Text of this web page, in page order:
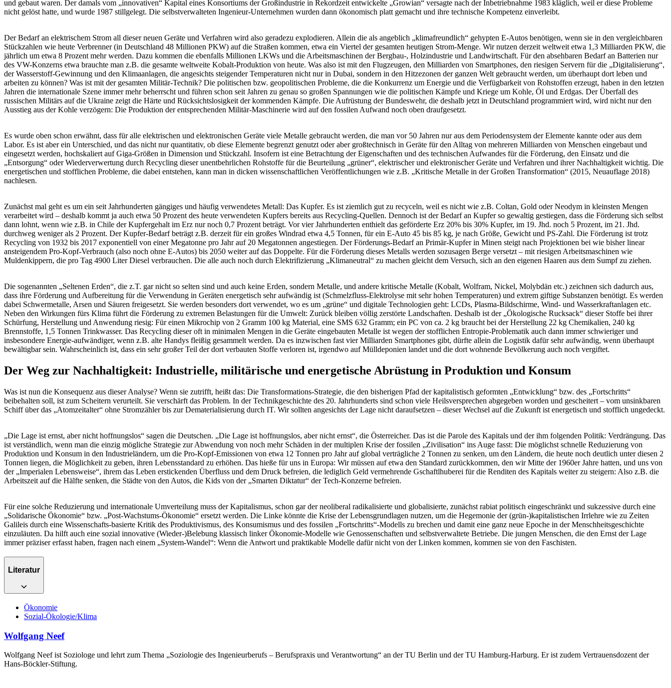
und gebaut waren. Der damals vom „innovativen“ Kapital eines Konsortiums der Großindustrie in Rekordzeit entwickelte „Growian“ versagte nach der Inbetriebnahme 1983 kläglich, weil er diese Probleme
nicht gelöst hatte, und wurde 1987 stillgelegt. Die selbstverwalteten Ingenieur-Unternehmen wurden dann ökonomisch platt gemacht und ihre technische Kompetenz einverleibt.
Der Bedarf an elektrischem Strom all dieser neuen Geräte und Verfahren wird also geradezu explodieren. Allein die als angeblich „klimafreundlich“ gehypten E-Autos benötigen, wenn sie in den vergleichbaren
Stückzahlen wie heute Verbrenner (in Deutschland 48 Millionen PKW) auf die Straßen kommen, etwa ein Viertel der gesamten heutigen Strom-Menge. Wir nutzen derzeit weltweit etwa 1,3 Milliarden PKW, die
jährlich um etwa 8 Prozent mehr werden. Dazu kommen die ebenfalls Millionen LKWs und die Arbeitsmaschinen der Bergbau-, Holzindustrie und Landwirtschaft. Für den absehbaren Bedarf an Batterien nur
des VW-Konzerns etwa brauchte man z.B. die gesamte weltweite Kobalt-Produktion von heute. Was also ist mit den Flugzeugen, den Milliarden von Smartphones, den riesigen Servern für die „Digitalisierung“,
der Wasserstoff-Gewinnung und den Klimaanlagen, die angesichts steigender Temperaturen nicht nur in Dubai, sondern in den Hitzezonen der ganzen Welt gebraucht werden, um überhaupt dort leben und
arbeiten zu können? Was ist mit der gesamten Militär-Technik? Die politischen bzw. geopolitischen Probleme, die die Konkurrenz um Energie und die Verfügbarkeit von Rohstoffen erzeugt, haben in den letzten
Jahren die internationale Szene immer mehr beherrscht und führen schon seit Jahren zu genau so großen Spannungen wie die politischen Kämpfe und Kriege um Kohle, Öl und Erdgas. Der Überfall des
russischen Militärs auf die Ukraine zeigt die Härte und Rücksichtslosigkeit der kommenden Kämpfe. Die Aufrüstung der Bundeswehr, die deshalb jetzt in Deutschland programmiert wird, wird nicht nur den
Ausstieg aus der Kohle verzögern: Die Produktion der entsprechenden Militär-Maschinerie wird auf den fossilen Aufwand noch oben draufgesetzt.
Es wurde oben schon erwähnt, dass für alle elektrischen und elektronischen Geräte viele Metalle gebraucht werden, die man vor 50 Jahren nur aus dem Periodensystem der Elemente kannte oder aus dem
Labor. Es ist aber ein Unterschied, und das nicht nur quantitativ, ob diese Elemente begrenzt genutzt oder aber großtechnisch in Geräte für den Alltag von mehreren Milliarden von Menschen eingebaut und
eingesetzt werden, hochskaliert auf Giga-Größen in Dimension und Stückzahl. Insofern ist eine Betrachtung der Eigenschaften und des technischen Aufwandes für die Förderung, den Einsatz und die
„Entsorgung“ oder Wiederverwertung durch Recycling dieser unentbehrlichen Rohstoffe für die Beurteilung „grüner“, elektrischer und elektronischer Geräte und Verfahren und ihrer Nachhaltigkeit wichtig. Die
energetischen und stofflichen Probleme, die dabei entstehen, kann man in dicken wissenschaftlichen Veröffentlichungen wie z.B. „Kritische Metalle in der Großen Transformation“ (2015, Neuauflage 2018)
nachlesen.
Zunächst mal geht es um ein seit Jahrhunderten gängiges und häufig verwendetes Metall: Das Kupfer. Es ist ziemlich gut zu recyceln, weil es nicht wie z.B. Coltan, Gold oder Neodym in kleinsten Mengen
verarbeitet wird – deshalb kommt ja auch etwa 50 Prozent des heute verwendeten Kupfers bereits aus Recycling-Quellen. Dennoch ist der Bedarf an Kupfer so gewaltig gestiegen, dass die Förderung sich selbst
dann lohnt, wenn wie z.B. in Chile der Kupfergehalt im Erz nur noch 0,7 Prozent beträgt. Vor vier Jahrhunderten enthielt das geförderte Erz 20% bis 30% Kupfer, im 19. Jhd. noch 5 Prozent, im 21. Jhd.
durchweg weniger als 2 Prozent. Der Kupfer-Bedarf beträgt z.B. derzeit für ein großes Windrad etwa 4,5 Tonnen, für ein E-Auto 45 bis 85 kg, je nach Größe, Gewicht und PS-Zahl. Die Förderung ist trotz
Recycling von 1932 bis 2017 exponentiell von einer Megatonne pro Jahr auf 20 Megatonnen angestiegen. Der Förderungs-Bedarf an Primär-Kupfer in Minen steigt nach Projektionen bei wie bisher linear
ansteigendem Pro-Kopf-Verbrauch (also noch ohne E-Autos) bis 2050 weiter auf das Doppelte. Für die Förderung dieses Metalls werden sozusagen Berge versetzt – mit riesigen Arbeitsmaschinen wie
Muldenkippern, die pro Tag 4900 Liter Diesel verbrauchen. Die alle auch noch durch Elektrifizierung „Klimaneutral“ zu machen gleicht dem Versuch, sich an den eigenen Haaren aus dem Sumpf zu ziehen.
Die sogenannten „Seltenen Erden“, die z.T. gar nicht so selten sind und auch keine Erden, sondern Metalle, und andere kritische Metalle (Kobalt, Wolfram, Nickel, Molybdän etc.) zeichnen sich dadurch aus,
dass ihre Förderung und Aufbereitung für die Verwendung in Geräten energetisch sehr aufwändig ist (Schmelzfluss-Elektrolyse mit sehr hohen Temperaturen) und extrem giftige Substanzen benötigt. Es werden
dabei Schwermetalle, Arsen und Säuren freigesetzt. Sie werden besonders dort verwendet, wo es um „grüne“ und digitale Technologien geht: LCDs, Plasma-Bildschirme, Wind- und Wasserkraftanlagen etc.
Neben den Wirkungen fürs Klima führt die Förderung zu extremen Belastungen für die Umwelt: Zurück bleiben völlig zerstörte Landschaften. Deshalb ist der „Ökologische Rucksack“ dieser Stoffe bei ihrer
Schürfung, Herstellung und Anwendung riesig: Für einen Mikrochip von 2 Gramm 100 kg Material, eine SMS 632 Gramm; ein PC von ca. 2 kg braucht bei der Herstellung 22 kg Chemikalien, 240 kg
Brennstoffe, 1,5 Tonnen Trinkwasser. Das Recycling dieser oft in minimalen Mengen in die Geräte eingebauten Metalle ist wegen der stofflichen Entropie-Problematik auch dann immer schwieriger und
insbesondere Energie-aufwändiger, wenn z.B. alte Handys fleißig gesammelt werden. Da es inzwischen fast vier Milliarden Smartphones gibt, dürfte allein die Logistik dafür sehr aufwändig, wenn überhaupt
bewältigbar sein. Wahrscheinlich ist, dass ein sehr großer Teil der dort verbauten Stoffe verloren ist, irgendwo auf Mülldeponien landet und die dort wohnende Bevölkerung auch noch vergiftet.
Der Weg zur Nachhaltigkeit: Industrielle, militärische und energetische Abrüstung in Produktion und Konsum
Was ist nun die Konsequenz aus dieser Analyse? Wenn sie zutrifft, heißt das: Die Transformations-Strategie, die den bisherigen Pfad der kapitalistisch geformten „Entwicklung“ bzw. des „Fortschritts“
beibehalten soll, ist zum Scheitern verurteilt. Sie verschärft das Problem. In der Technikgeschichte des 20. Jahrhunderts sind schon viele Heilsversprechen abgegeben worden und gescheitert – vom unsinkbaren
Schiff über das „Atomzeitalter“ ohne Stromzähler bis zur Dematerialisierung durch IT. Wir sollten angesichts der Lage nicht daraufsetzen – dieser Wechsel auf die Zukunft ist energetisch und stofflich ungedeckt.
„Die Lage ist ernst, aber nicht hoffnungslos“ sagen die Deutschen. „Die Lage ist hoffnungslos, aber nicht ernst“, die Österreicher. Das ist die Parole des Kapitals und der ihm folgenden Politik: Verdrängung. Das
ist verständlich, wenn man die einzig mögliche Strategie zur Abwendung von noch mehr Schäden in der multiplen Krise der fossilen „Zivilisation“ ins Auge fasst: Die möglichst schnelle Reduzierung von
Produktion und Konsum in den Industrieländern, um die Pro-Kopf-Emissionen von etwa 12 Tonnen pro Jahr auf global verträgliche 2 Tonnen zu senken, um den Ländern, die heute noch deutlich unter diesen 2
Tonnen liegen, die Möglichkeit zu geben, ihren Lebensstandard zu erhöhen. Das hieße für uns in Europa: Wir müssen auf etwa den Standard zurückkommen, den wir Mitte der 1960er Jahre hatten, und uns von
der „Imperialen Lebensweise“, ihrem das Leben erstickenden Überfluss und dem Druck befreien, die lediglich Geld vermehrende Gschaftlhuberei für die Renditen des Kapitals weiter zu steigern: Also z.B. die
Arbeitszeit auf die Hälfte senken, die Städte von den Autos, die Kids von der „Smarten Diktatur“ der Tech-Konzerne befreien.
Für eine solche Reduzierung und internationale Umverteilung muss der Kapitalismus, schon gar der neoliberal radikalisierte und globalisierte, zunächst rabiat politisch eingeschränkt und sukzessive durch eine
„Solidarische Ökonomie“ bzw. „Post-Wachstums-Ökonomie“ ersetzt werden. Die Linke könnte die Krise der Lebensgrundlagen nutzen, um die Hegemonie der (grün-)kapitalistischen Irrlehre wie zu Zeiten
Galileis durch eine Wissenschafts-basierte Kritik des Produktivismus, des Konsumismus und des fossilen „Fortschritts“-Modells zu brechen und damit eine ganz neue Epoche in der Menschheitsgeschichte
einzuläuten. Da hilft auch eine sozial innovative (Wieder-)Belebung klassisch linker Ökonomie-Modelle wie Genossenschaften und selbstverwaltete Betriebe. Die jungen Menschen, die den Ernst der Lage
immer präziser erfasst haben, fragen nach einem „System-Wandel“: Wenn die Antwort und praktikable Modelle dafür nicht von der Linken kommen, kommen sie von den Faschisten.
Literatur
Ökonomie
Sozial-Ökologie/Klima
Wolfgang Neef
Wolfgang Neef ist Soziologe und lehrt zum Thema „Soziologie des Ingenieurberufs – Berufspraxis und Verantwortung“ an der TU Berlin und der TU Hamburg-Harburg. Er ist zudem Vertrauensdozent der
Hans-Böckler-Stiftung.